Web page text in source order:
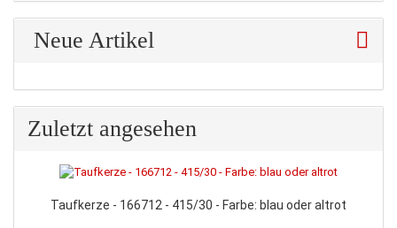
Neue Artikel
Zuletzt angesehen
Taufkerze - 166712 - 415/30 - Farbe: blau oder altrot